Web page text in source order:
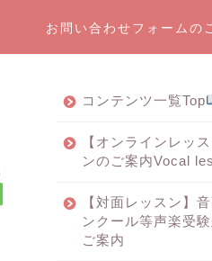
お問い合わせフォームの
コンテンツ一覧Top
【オンラインレッ
ンのご案内Vocal
【対面レッスン】
ンクール等声楽受
ご案内